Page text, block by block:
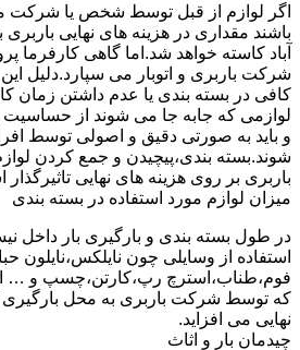
اگر لوازم از قبل توسط شخص یا شرکت
باشند مقداری در هزینه های نهایی
آباد کاسته خواهد شد.اما گاهی کارفرما
شرکت باربری و اتوبار می سپارد.دلیل
کافی در بسته بندی یا عدم داشتن زمان
لوازمی که جابه جا می شوند از حساسیت
و باید به صورتی دقیق و اصولی توسط
شوند.بسته بندی،پیچیدن و جمع کردن
باربری بر روی هزینه های نهایی
میزان لوازم مورد استفاده در بسته بندی
در طول بسته بندی و بارگیری بار داخل
استفاده از وسایلی چون نایلکس،نایلون
فوم،طناب،استرچ رپ،کارتن،چسپ و …
که توسط شرکت باربری به محل بارگیری
نهایی می افزاید.
چیدمان بار و اثاث